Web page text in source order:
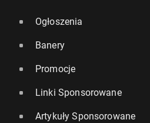
Ogłoszenia
Banery
Promocje
Linki Sponsorowane
Artykuły Sponsorowane